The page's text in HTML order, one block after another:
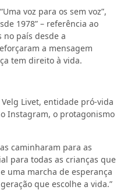
voz para os sem voz”,
1978” – referência ao
no país desde a
a mensagem
tem direito à vida.
Livet, entidade pró-vida
Instagram, o protagonismo
caminharam para as
para todas as crianças que
uma marcha de esperança
que escolhe a vida.”